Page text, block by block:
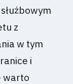
z
w tym
i
warto